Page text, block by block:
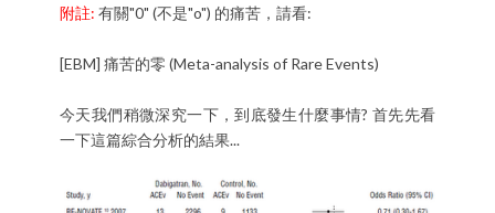
附註: 有關"0" (不是"o") 的痛苦，請看:
[EBM] 痛苦的零 (Meta-analysis of Rare Events)
今天我們稍微深究一下，到底發生什麼事情? 首先先看
一下這篇綜合分析的結果...